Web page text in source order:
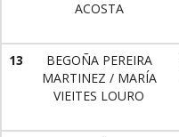
ACOSTA
13
BEGOÑA PEREIRA
MARTINEZ / MARÍA
VIEITES LOURO